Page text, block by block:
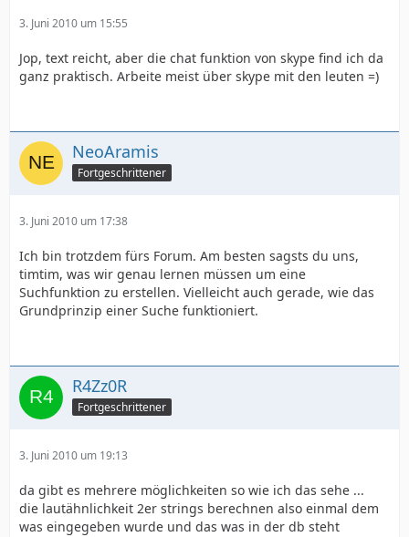
3. Juni 2010 um 15:55
Jop, text reicht, aber die chat funktion von skype find ich da
ganz praktisch. Arbeite meist über skype mit den leuten =)
NeoAramis
Fortgeschrittener
3. Juni 2010 um 17:38
Ich bin trotzdem fürs Forum. Am besten sagsts du uns,
timtim, was wir genau lernen müssen um eine
Suchfunktion zu erstellen. Vielleicht auch gerade, wie das
Grundprinzip einer Suche funktioniert.
R4Zz0R
Fortgeschrittener
3. Juni 2010 um 19:13
da gibt es mehrere möglichkeiten so wie ich das sehe ...
die lautähnlichkeit 2er strings berechnen also einmal dem
was eingegeben wurde und das was in der db steht